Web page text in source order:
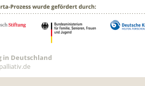
in Deutschland